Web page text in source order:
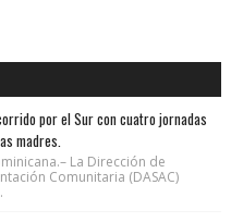
por el Sur con cuatro jornadas
madres.
La Dirección de
Comunitaria (DASAC)